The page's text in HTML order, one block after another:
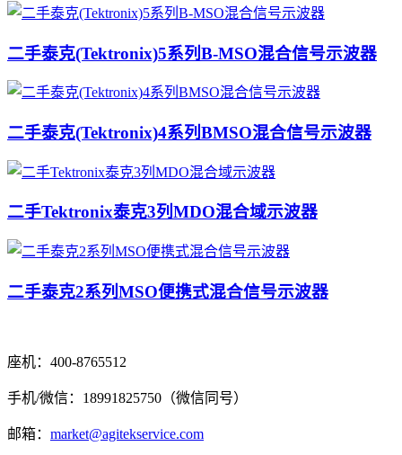
二手泰克(Tektronix)5系列B-MSO混合信号示波器
二手泰克(Tektronix)4系列BMSO混合信号示波器
二手Tektronix泰克3列MDO混合域示波器
二手泰克2系列MSO便携式混合信号示波器
座机：400-8765512
手机/微信：18991825750（微信同号）
邮箱： market@agitekservice.com